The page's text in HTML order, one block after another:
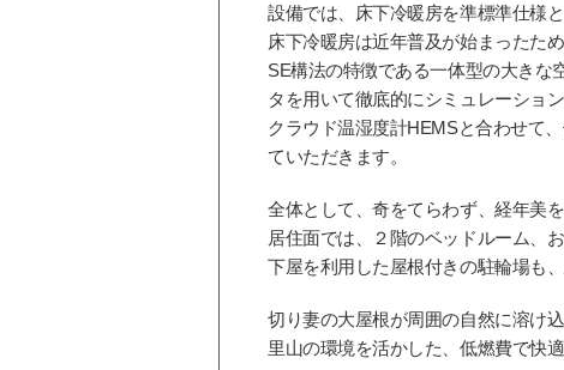
設備では、床下冷暖房を準標準仕様と
床下冷暖房は近年普及が始まったた
SE構法の特徴である一体型の大きな
タを用いて徹底的にシミュレーショ
クラウド温湿度計HEMSと合わせて
ていただきます。
全体として、奇をてらわず、経年美
居住面では、２階のベッドルーム、
下屋を利用した屋根付きの駐輪場も
切り妻の大屋根が周囲の自然に溶け込
里山の環境を活かした、低燃費で快